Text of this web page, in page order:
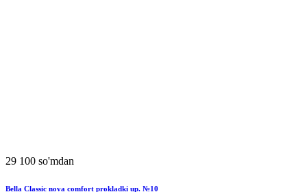
29 100 so'mdan
Bella Classic nova comfort prokladki up. №10